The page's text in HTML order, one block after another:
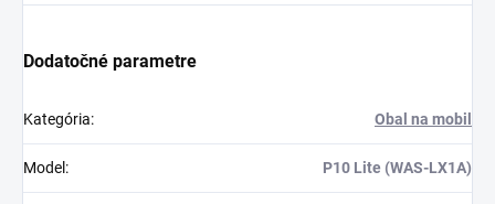
Dodatočné parametre
Kategória: Obal na mobil
Model : P10 Lite (WAS-LX1A)